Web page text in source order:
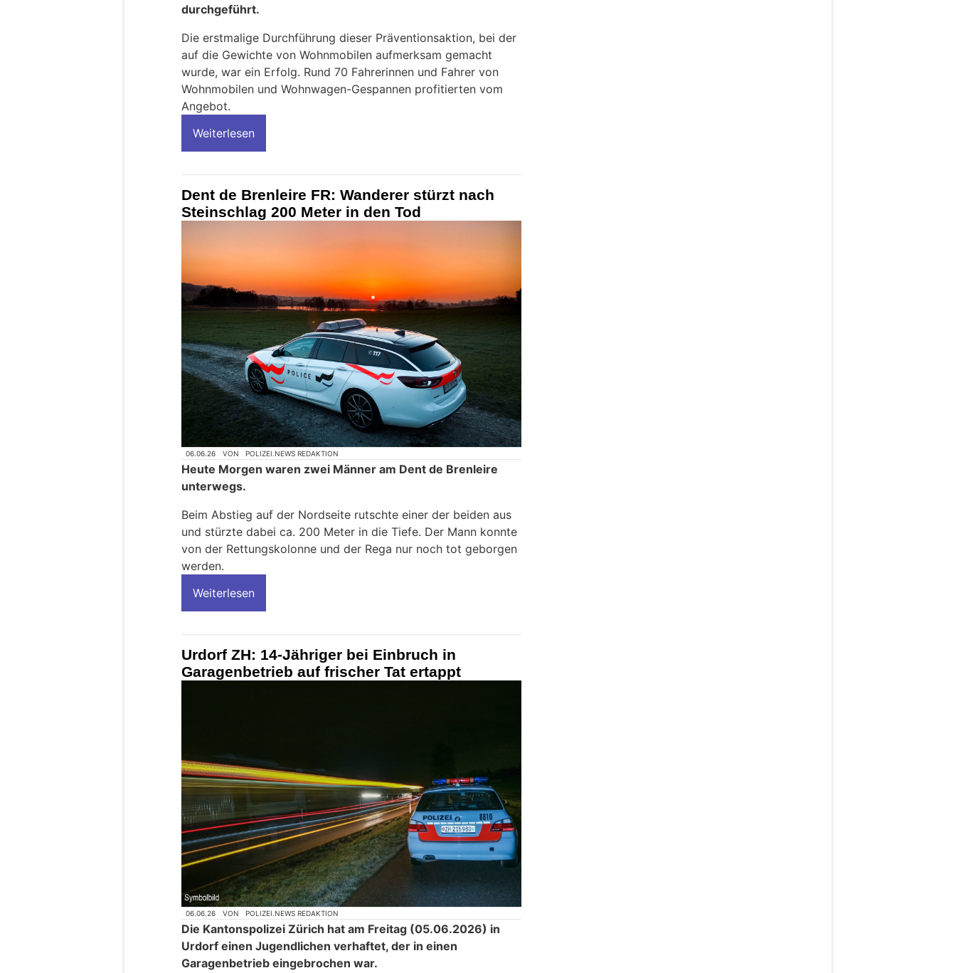
durchgeführt.
Die erstmalige Durchführung dieser Präventionsaktion, bei der
auf die Gewichte von Wohnmobilen aufmerksam gemacht
wurde, war ein Erfolg. Rund 70 Fahrerinnen und Fahrer von
Wohnmobilen und Wohnwagen-Gespannen profitierten vom
Angebot.
Weiterlesen
Dent de Brenleire FR: Wanderer stürzt nach
Steinschlag 200 Meter in den Tod
06.06.26 VON POLIZEI.NEWS REDAKTION
Heute Morgen waren zwei Männer am Dent de Brenleire
unterwegs.
Beim Abstieg auf der Nordseite rutschte einer der beiden aus
und stürzte dabei ca. 200 Meter in die Tiefe. Der Mann konnte
von der Rettungskolonne und der Rega nur noch tot geborgen
werden.
Weiterlesen
Urdorf ZH: 14-Jähriger bei Einbruch in
Garagenbetrieb auf frischer Tat ertappt
06.06.26 VON POLIZEI.NEWS REDAKTION
Die Kantonspolizei Zürich hat am Freitag (05.06.2026) in
Urdorf einen Jugendlichen verhaftet, der in einen
Garagenbetrieb eingebrochen war.